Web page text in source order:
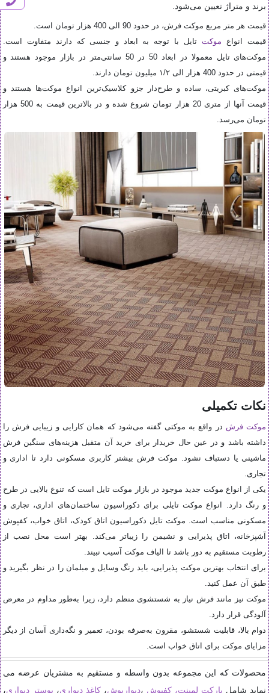
برند و متراژ تعیین می‌شود.
قیمت هر متر مربع موکت فرش، در حدود 90 الی 400 هزار تومان است.
قیمت انواع موکتتایل با توجه به ابعاد و جنسی که دارند متفاوت است.
موکت‌های تایل معمولا در ابعاد 50 در 50 سانتی‌متر در بازار موجود هستند و
قیمتی در حدود 400 هزار الی ۱/۲ میلیون تومان دارند.
موکت‌های کبریتی، ساده و طرح‌دار جزو کلاسیک‌ترین انواع موکت‌ها هستند و
قیمت آنها از متری 20 هزار تومان شروع شده و در بالاترین قیمت به 500 هزار
تومان می‌رسد.
نکات تکمیلی
موکت فرش در واقع به موکتی گفته می‌شود که همان کارایی و زیبایی فرش را
داشته باشد و در عین‌ حال خریدار برای خرید آن متقبل هزینه‌های سنگین فرش
ماشینی یا دستباف نشود. موکت فرش بیشتر کاربری مسکونی دارد تا اداری و
تجاری.
یکی از انواع موکت جدید موجود در بازار موکت تایل است که تنوع بالایی در طرح
و رنگ دارد. انواع موکت تایلی برای دکوراسیون ساختمان‌های اداری، تجاری و
مسکونی مناسب است. موکت تایل دکوراسیون اتاق کودک، اتاق خواب، کفپوش
آشپزخانه، اتاق پذیرایی و نشیمن را زیباتر می‌کند. بهتر است محل نصب از
رطوبت مستقیم به دور باشد تا الیاف موکت آسیب نبیند.
برای انتخاب بهترین موکت پذیرایی، باید رنگ وسایل و مبلمان را در نظر بگیرید و
طبق آن عمل کنید.
موکت نیز مانند فرش نیاز به شستشوی منظم دارد، زیرا به‌طور مداوم در معرض
آلودگی قرار دارد.
دوام بالا، قابلیت شستشو، مقرون به‌صرفه بودن، تعمیر و نگه‌داری آسان از دیگر
مزایای موکت برای اتاق خواب است.
محصولات که این مجموعه بدون واسطه و مستقیم به مشتریان عرضه می
نماید شامل پارکت لمینت، کفپوش ،دیوارپوش،کاغذ دیواری، پوستر دیواری،